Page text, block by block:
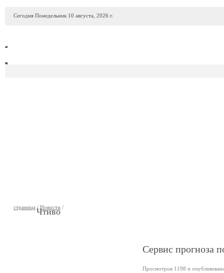
Сегодня Понедельник 10 августа, 2026 г.
страница / Новости /
Чтиво
Сервис прогноза
Просмотров 1198 и